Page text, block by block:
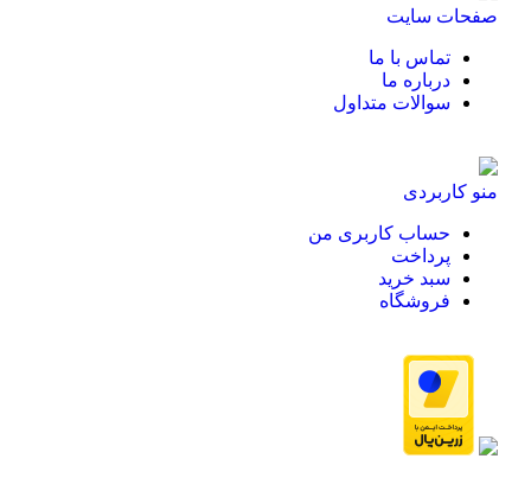
صفحات سایت
تماس با ما
درباره ما
سوالات متداول
منو کاربردی
حساب کاربری من
پرداخت
سبد خرید
فروشگاه